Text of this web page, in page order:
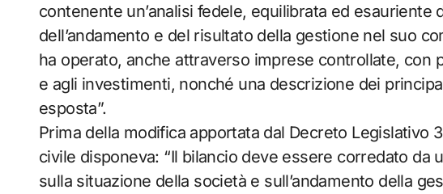
contenente un’analisi fedele, equilibrata ed esauriente
dell’andamento e del risultato della gestione nel suo
ha operato, anche attraverso imprese controllate, con
e agli investimenti, nonché una descrizione dei
esposta”.
Prima della modifica apportata dal Decreto Legislativo
civile disponeva: “Il bilancio deve essere corredato da
sulla situazione della società e sull’andamento della